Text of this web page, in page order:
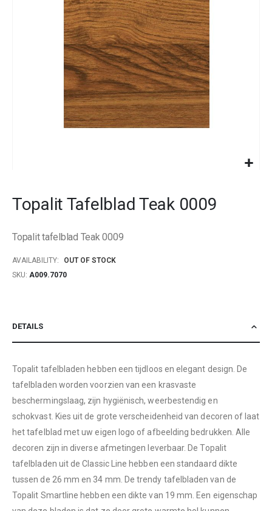
the
beginning
the
gallery
Topalit Tafelblad Teak 0009
Topalit tafelblad Teak 0009
AVAILABILITY:
OUT OF STOCK
SKU A009.7070
DETAILS
Topalit tafelbladen hebben een tijdloos en elegant design. De
tafelbladen worden voorzien van een krasvaste
beschermingslaag, zijn hygiënisch, weerbestendig en
schokvast. Kies uit de grote verscheidenheid van decoren of laat
het tafelblad met uw eigen logo of afbeelding bedrukken. Alle
decoren zijn in diverse afmetingen leverbaar. De Topalit
tafelbladen uit de Classic Line hebben een standaard dikte
tussen de 26 mm en 34 mm. De trendy tafelbladen van de
Topalit Smartline hebben een dikte van 19 mm. Een eigenschap